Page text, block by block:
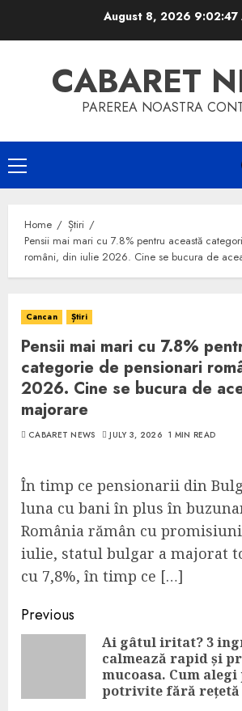
August 8, 2026 9:02:48
CABARET
PAREREA NOASTRA
Primary
Menu
Home
Știri
Pensii mai mari cu 7.8% pentru această
români, din iulie 2026. Cine se bucura de
Cancan Știri
Pensii mai mari cu 7.8%
categorie de pensionari
2026. Cine se bucura de
majorare
CABARET NEWS JULY 3, 2026 1 MIN READ
În timp ce pensionarii din
luna cu bani în plus în
România rămân cu
iulie, statul bulgar a majorat
cu 7,8%, în timp ce […]
Continue
Reading
Previous
Ai gâtul iritat? 3
calmează rapid și
mucoasa. Cum
potrivite fără rețetă